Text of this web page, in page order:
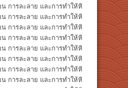
การละลาย และการทำให้หินกลายเป็นแก้ว
การละลาย และการทำให้หินกลายเป็นแก้ว
การละลาย และการทำให้หินกลายเป็นแก้ว
การละลาย และการทำให้หินกลายเป็นแก้ว
การละลาย และการทำให้หินกลายเป็นแก้ว
การละลาย และการทำให้หินกลายเป็นแก้ว
การละลาย และการทำให้หินกลายเป็นแก้ว
การละลาย และการทำให้หินกลายเป็นแก้ว